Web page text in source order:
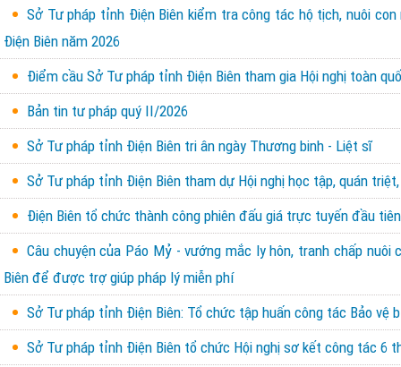
Sở Tư pháp tỉnh Điện Biên kiểm tra công tác hộ tịch, nuôi
Điện Biên năm 2026
Điểm cầu Sở Tư pháp tỉnh Điện Biên tham gia Hội nghị toàn
Bản tin tư pháp quý II/2026
Sở Tư pháp tỉnh Điện Biên tri ân ngày Thương binh - Liệt sĩ
Sở Tư pháp tỉnh Điện Biên tham dự Hội nghị học tập, quán
Điện Biên tổ chức thành công phiên đấu giá trực tuyến đầu
Câu chuyện của Páo Mỷ - vướng mắc ly hôn, tranh chấp
Biên để được trợ giúp pháp lý miễn phí
Sở Tư pháp tỉnh Điện Biên: Tổ chức tập huấn công tác Bảo vệ
Sở Tư pháp tỉnh Điện Biên tổ chức Hội nghị sơ kết công tác 6